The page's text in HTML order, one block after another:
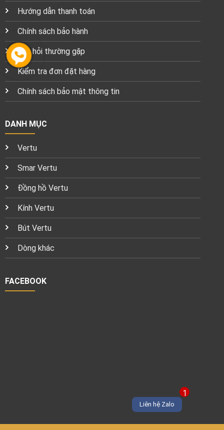
Hướng dẫn thanh toán
Chính sách bảo hành
Câu hỏi thường gặp
Kiểm tra đơn đặt hàng
Chính sách bảo mật thông tin
DANH MỤC
Vertu
Smar Vertu
Đồng hồ Vertu
Kính Vertu
Bút Vertu
Dòng khác
FACEBOOK
1
Liên hệ Zalo